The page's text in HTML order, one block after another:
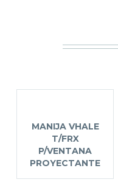
MANIJA VHALE
T/FRX
P/VENTANA
PROYECTANTE